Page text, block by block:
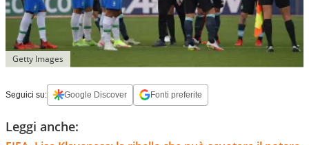
Getty Images
Seguici su: Google Discover Fonti preferite
Leggi anche: